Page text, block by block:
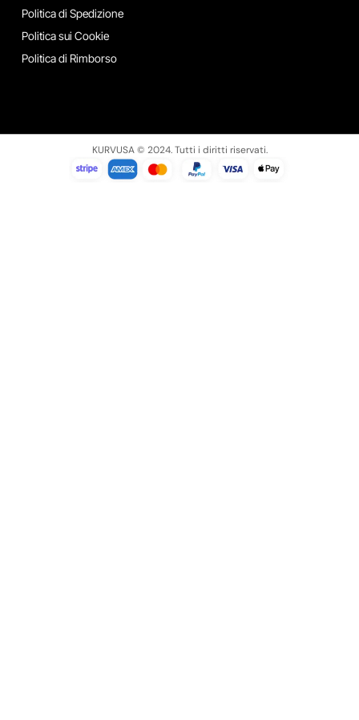
Politica di Spedizione
Politica sui Cookie
Politica di Rimborso
KURVUSA © 2024. Tutti i diritti riservati.